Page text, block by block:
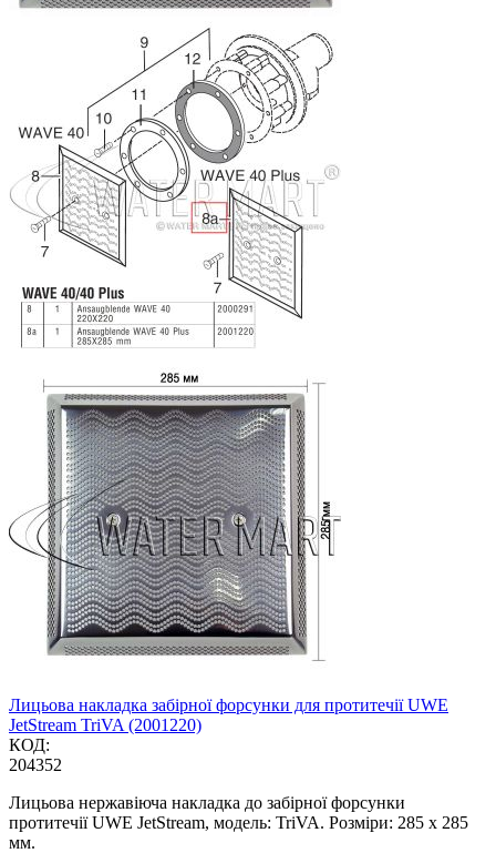
Лицьова накладка забірної форсунки для протитечії UWE
JetStream TriVA (2001220)
КОД:
204352
Лицьова нержавіюча накладка до забірної форсунки
протитечії UWE JetStream, модель: TriVA. Розміри: 285 х 285
мм.